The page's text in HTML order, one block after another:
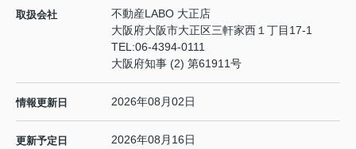
取扱会社
不動産LABO 大正店
大阪府大阪市大正区三軒家西１丁目17-1
TEL:06-4394-0111
大阪府知事 (2) 第61911号
情報更新日 2026年08月02日
更新予定日 2026年08月16日